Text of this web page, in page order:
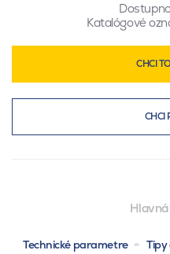
Katalógové
CHCI
CHCI
Technické parametre Tipy